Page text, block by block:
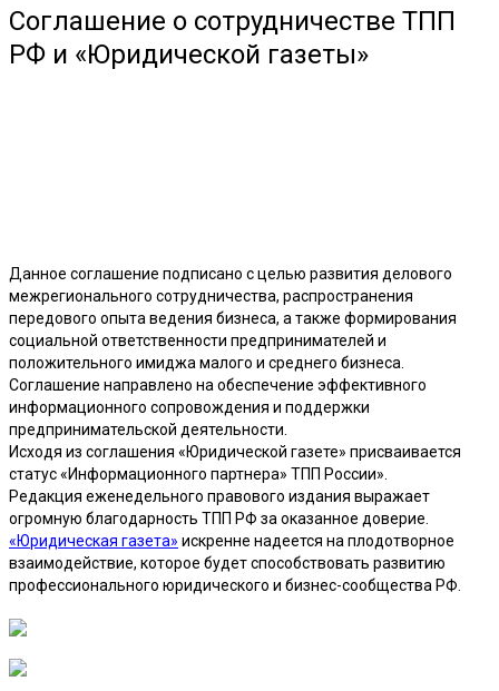
Соглашение о сотрудничестве ТПП
РФ и «Юридической газеты»
Данное соглашение подписано с целью развития делового
межрегионального сотрудничества, распространения
передового опыта ведения бизнеса, а также формирования
социальной ответственности предпринимателей и
положительного имиджа малого и среднего бизнеса.
Соглашение направлено на обеспечение эффективного
информационного сопровождения и поддержки
предпринимательской деятельности.
Исходя из соглашения «Юридической газете» присваивается
статус «Информационного партнера» ТПП России».
Редакция еженедельного правового издания выражает
огромную благодарность ТПП РФ за оказанное доверие.
«Юридическая газета» искренне надеется на плодотворное
взаимодействие, которое будет способствовать развитию
профессионального юридического и бизнес-сообщества РФ.